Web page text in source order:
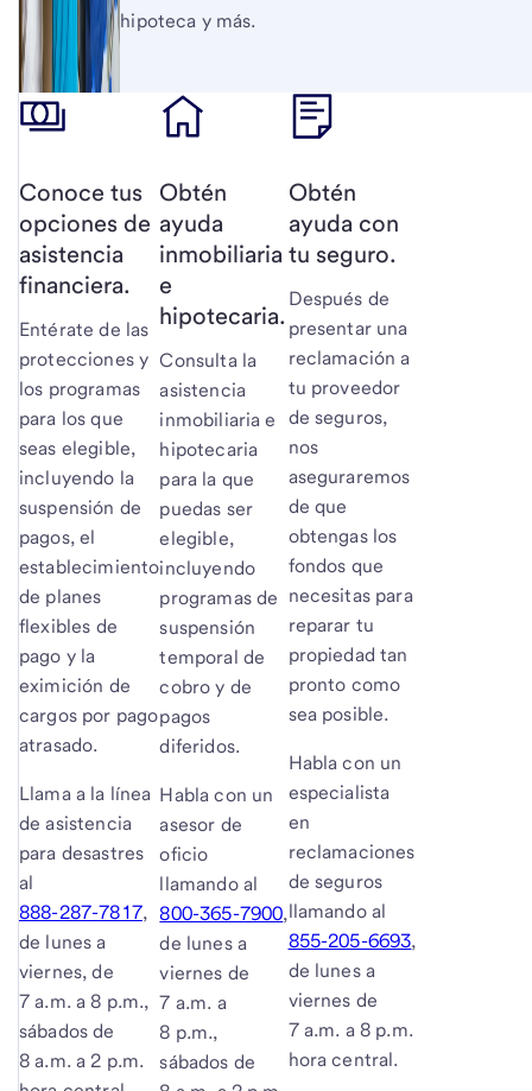
hipoteca y más.
Conoce tus
opciones de
asistencia
financiera.
Entérate de las
protecciones y
los programas
para los que
seas elegible,
incluyendo la
suspensión de
pagos, el
establecimiento
de planes
flexibles de
pago y la
eximición de
cargos por pago
atrasado.
Llama a la línea
de asistencia
para desastres
al
888-287-7817,
de lunes a
viernes, de
7 a.m. a 8 p.m.,
sábados de
8 a.m. a 2 p.m.
Obtén
ayuda
inmobiliaria
e
hipotecaria.
Consulta la
asistencia
inmobiliaria e
hipotecaria
para la que
puedas ser
elegible,
incluyendo
programas de
suspensión
temporal de
cobro y de
pagos
diferidos.
Habla con un
asesor de
oficio
llamando al
800-365-7900,
de lunes a
viernes de
7 a.m. a
8 p.m.,
sábados de
Obtén
ayuda con
tu seguro.
Después de
presentar una
reclamación a
tu proveedor
de seguros,
nos
aseguraremos
de que
obtengas los
fondos que
necesitas para
reparar tu
propiedad tan
pronto como
sea posible.
Habla con un
especialista
en
reclamaciones
de seguros
llamando al
855-205-6693,
de lunes a
viernes de
7 a.m. a 8 p.m.
hora central.